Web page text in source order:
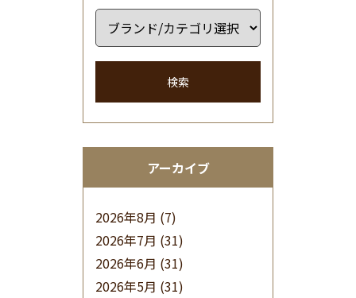
検索
アーカイブ
2026年8月 (7)
2026年7月 (31)
2026年6月 (31)
2026年5月 (31)